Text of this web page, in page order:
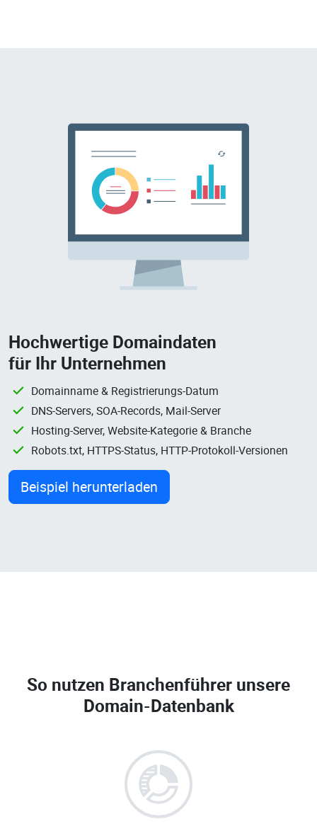
Hochwertige Domaindaten
für Ihr Unternehmen
Domainname & Registrierungs-Datum
DNS-Servers, SOA-Records, Mail-Server
Hosting-Server, Website-Kategorie & Branche
Robots.txt, HTTPS-Status, HTTP-Protokoll-Versionen
Beispiel herunterladen
So nutzen Branchenführer unsere
Domain-Datenbank